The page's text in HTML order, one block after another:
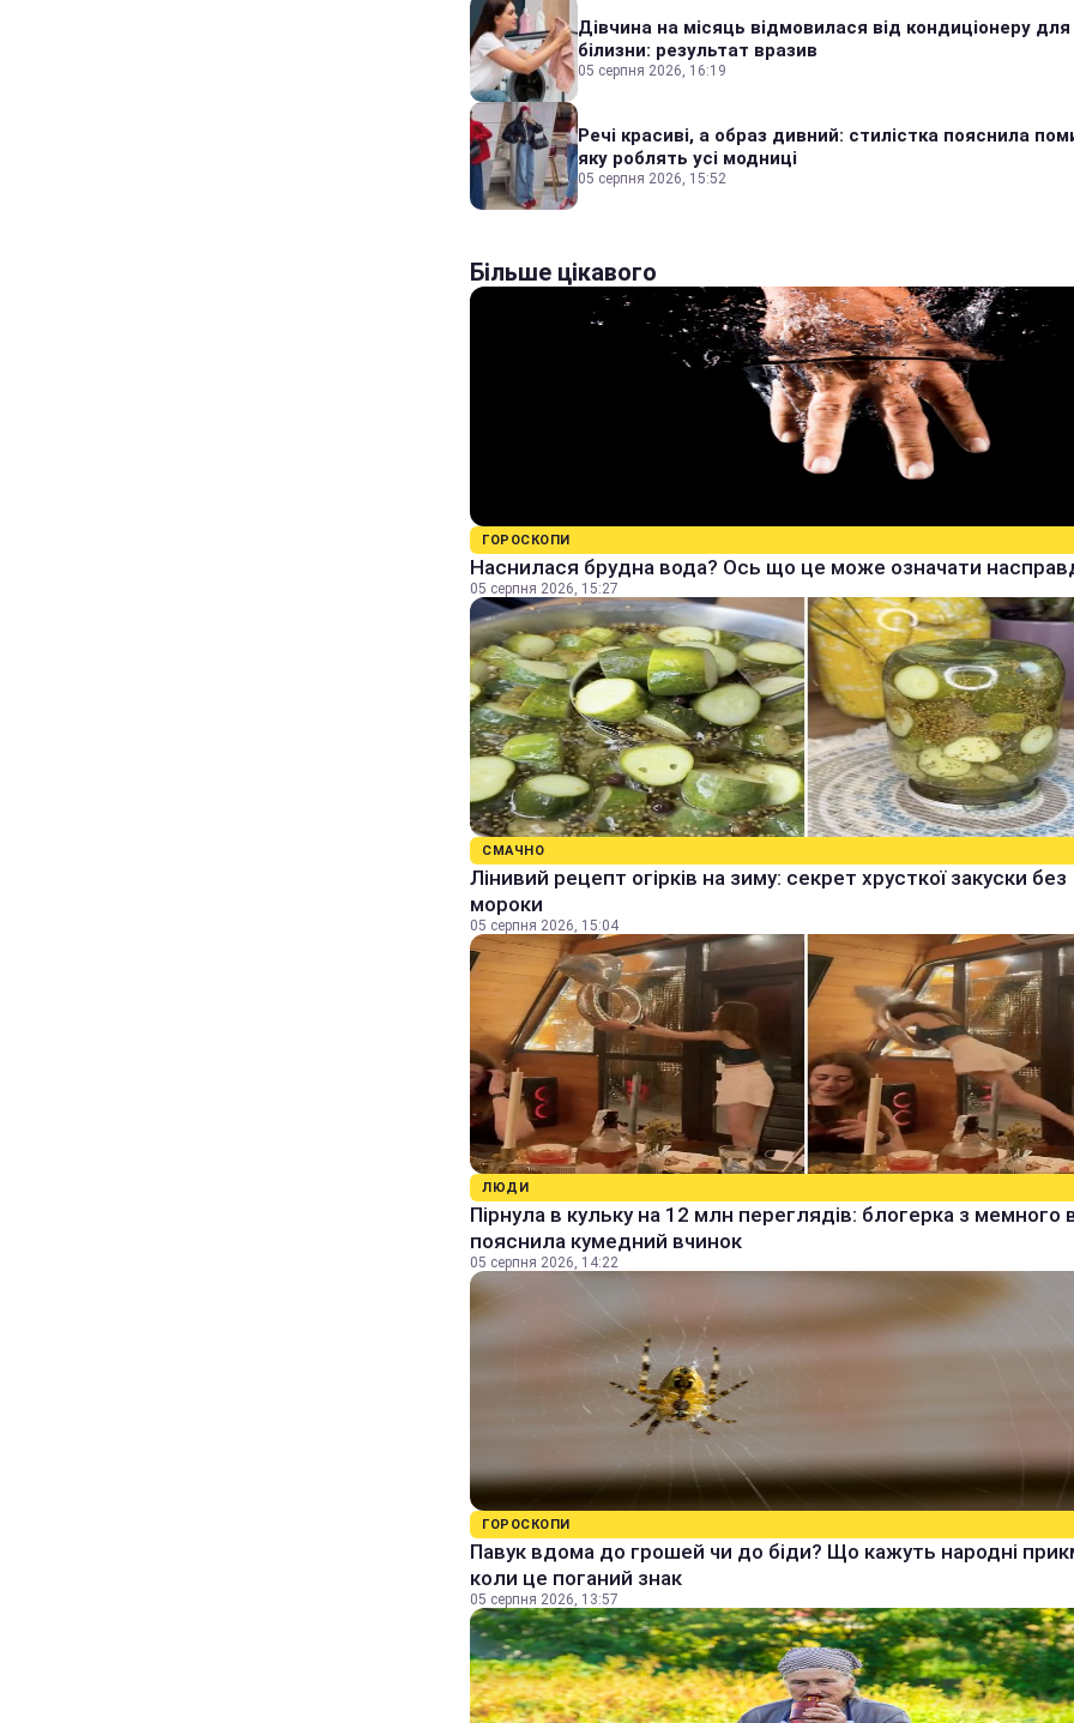
Дівчина на місяць відмовилася від кондиціонеру для
білизни: результат вразив
05 серпня 2026, 16:19
Речі красиві, а образ дивний: стилістка пояснила
яку роблять усі модниці
05 серпня 2026, 15:52
Більше цікавого
ГОРОСКОПИ
Наснилася брудна вода? Ось що це може означати
05 серпня 2026, 15:27
СМАЧНО
Лінивий рецепт огірків на зиму: секрет хрусткої закуски без
мороки
05 серпня 2026, 15:04
ЛЮДИ
Пірнула в кульку на 12 млн переглядів: блогерка з мемного
пояснила кумедний вчинок
05 серпня 2026, 14:22
ГОРОСКОПИ
Павук вдома до грошей чи до біди? Що кажуть народні
коли це поганий знак
05 серпня 2026, 13:57